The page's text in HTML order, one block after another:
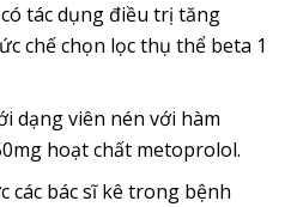
tác dụng điều trị tăng
chế chọn lọc thụ thể beta 1
dạng viên nén với hàm
hoạt chất metoprolol.
bác sĩ kê trong bệnh